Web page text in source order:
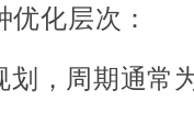
化层次：
划，周期通常